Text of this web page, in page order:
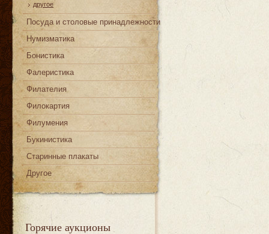
другое
Посуда и столовые принадлежности
Нумизматика
Бонистика
Фалеристика
Филателия
Филокартия
Филумения
Букинистика
Старинные плакаты
Другое
Горячие аукционы